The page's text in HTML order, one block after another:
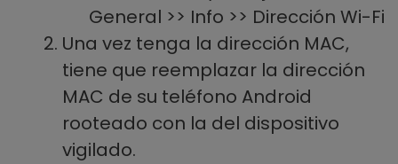
General >> Info >> Dirección Wi-Fi
Una vez tenga la dirección MAC,
tiene que reemplazar la dirección
MAC de su teléfono Android
rooteado con la del dispositivo
vigilado.